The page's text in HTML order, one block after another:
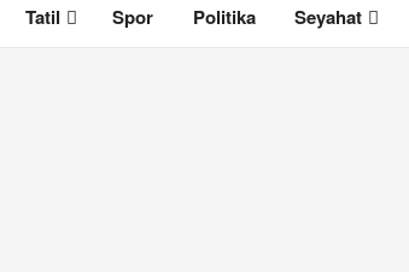
Tatil Spor Politika Seyahat